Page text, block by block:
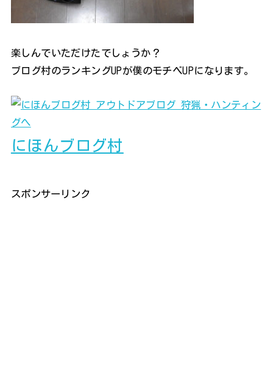
楽しんでいただけたでしょうか？
ブログ村のランキングUPが僕のモチベUPになります。
にほんブログ村
スポンサーリンク